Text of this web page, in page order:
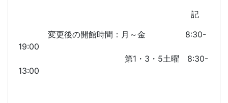
記
変更後の開館時間：月～金 8:30-
19:00
第1・3・5土曜 8:30-
13:00